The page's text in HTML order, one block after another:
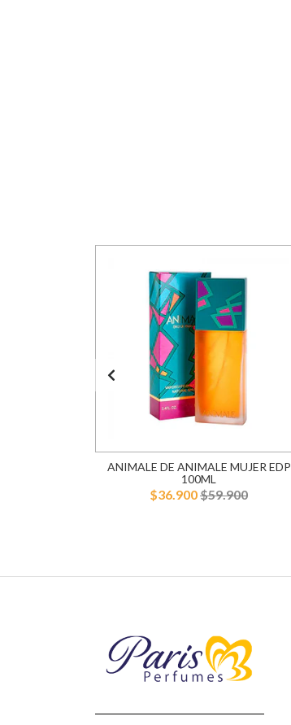
ANIMALE DE ANIMALE MUJER EDP
100ML
$36.900$59.900